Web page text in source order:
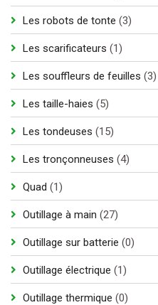
Les robots de tonte 33
Les scarificateurs 11
Les souffleurs de feuilles 33
Les taille-haies 55
Les tondeuses 1515
Les tronçonneuses 44
Quad 11
Outillage à main 2727
Outillage sur batterie 00
Outillage électrique 11
Outillage thermique 00